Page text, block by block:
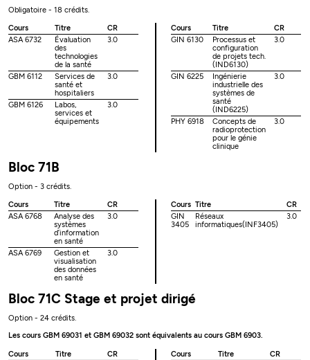
Obligatoire - 18 crédits.
Cours
Titre
CR
ASA 6732
Évaluation
des
technologies
de la santé
3.0
GBM 6112
Services de
santé et
hospitaliers
3.0
GBM 6126
Labos,
services et
équipements
3.0
Cours Titre
CR
GIN 6130
Processus et
configuration
de projets tech.
(IND6130)
3.0
GIN 6225
Ingénierie
industrielle des
systèmes de
santé
(IND6225)
3.0
PHY 6918
Concepts de
radioprotection
pour le génie
clinique
3.0
Bloc 71B
Option - 3 crédits.
Cours
Titre
CR
ASA 6768
Analyse des
systèmes
d’information
en santé
3.0
ASA 6769
Gestion et
visualisation
des données
en santé
3.0
Cours Titre
CR
GIN
3405
Réseaux
informatiques(INF3405)
3.0
Bloc 71C Stage et projet dirigé
Option - 24 crédits.
Les cours GBM 69031 et GBM 69032 sont équivalents au cours GBM 6903.
Cours Titre
CR
Cours Titre
CR